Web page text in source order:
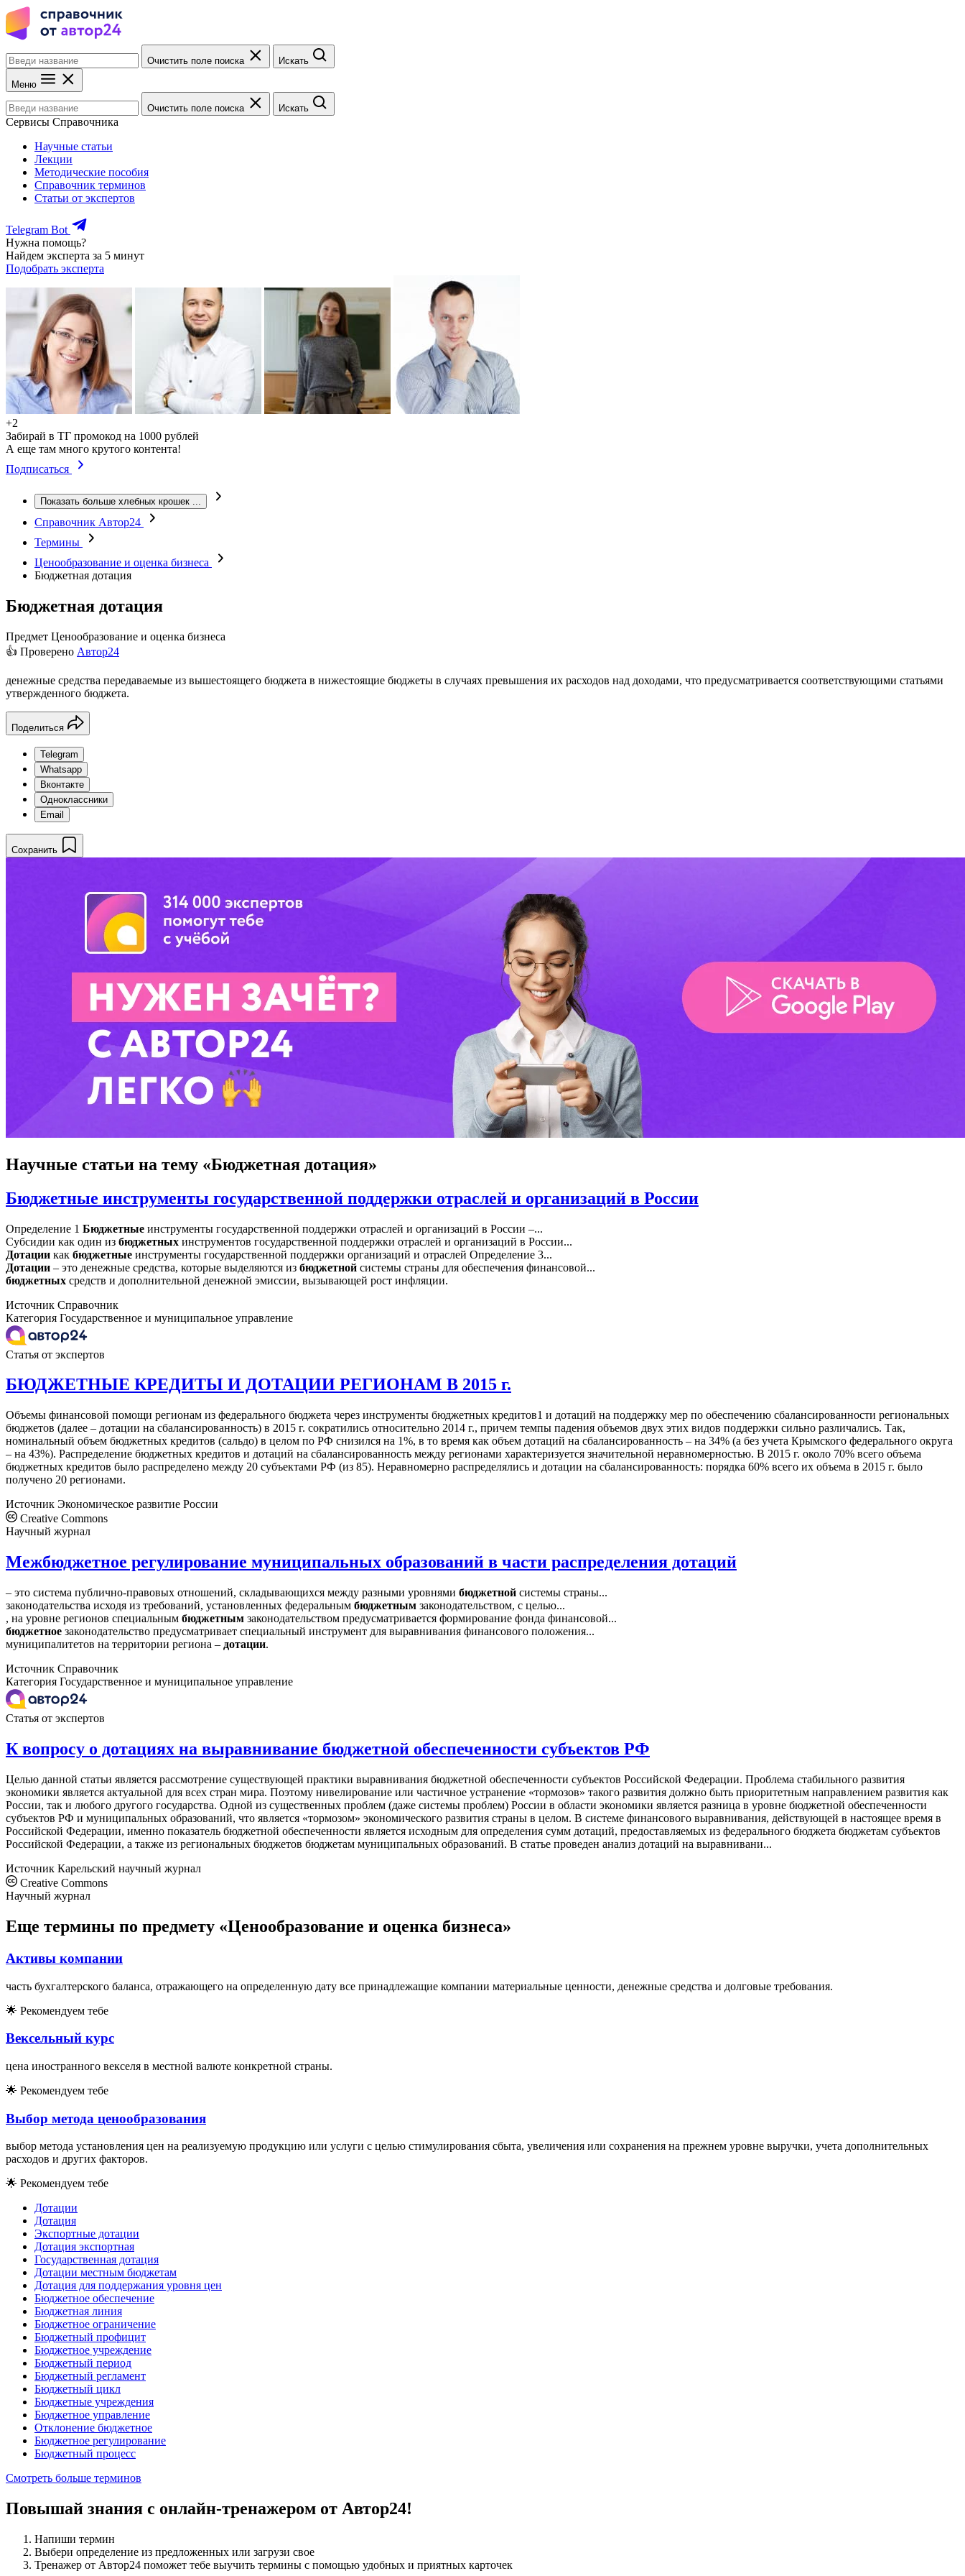
Очистить поле поиска Искать
Меню
Очистить поле поиска Искать
Сервисы Справочника
Научные статьи
Лекции
Методические пособия
Справочник терминов
Статьи от экспертов
Telegram Bot
Нужна помощь?
Найдем эксперта за 5 минут
Подобрать эксперта
+2
Забирай в ТГ промокод на 1000 рублей
А еще там много крутого контента!
Подписаться
Показать больше хлебных крошек ...
Справочник Автор24
Термины
Ценообразование и оценка бизнеса
Бюджетная дотация
Бюджетная дотация
Предмет Ценообразование и оценка бизнеса
👍 Проверено Автор24
денежные средства передаваемые из вышестоящего бюджета в нижестоящие бюджеты в случаях превышения их расходов над доходами, что предусматривается соответствующими статьями
утвержденного бюджета.
Поделиться
Telegram
Whatsapp
Вконтакте
Одноклассники
Email
Сохранить
Научные статьи на тему «Бюджетная дотация»
Бюджетные инструменты государственной поддержки отраслей и организаций в России
Определение 1 Бюджетные инструменты государственной поддержки отраслей и организаций в России –...
Субсидии как один из бюджетных инструментов государственной поддержки отраслей и организаций в России...
Дотации как бюджетные инструменты государственной поддержки организаций и отраслей Определение 3...
Дотации – это денежные средства, которые выделяются из бюджетной системы страны для обеспечения финансовой...
бюджетных средств и дополнительной денежной эмиссии, вызывающей рост инфляции.
Источник Справочник
Категория Государственное и муниципальное управление
Статья от экспертов
БЮДЖЕТНЫЕ КРЕДИТЫ И ДОТАЦИИ РЕГИОНАМ В 2015 г.
Объемы финансовой помощи регионам из федерального бюджета через инструменты бюджетных кредитов1 и дотаций на поддержку мер по обеспечению сбалансированности региональных
бюджетов (далее – дотации на сбалансированность) в 2015 г. сократились относительно 2014 г., причем темпы падения объемов двух этих видов поддержки сильно различались. Так,
номинальный объем бюджетных кредитов (сальдо) в целом по РФ снизился на 1%, в то время как объем дотаций на сбалансированность – на 34% (а без учета Крымского федерального округа
– на 43%). Распределение бюджетных кредитов и дотаций на сбалансированность между регионами характеризуется значительной неравномерностью. В 2015 г. около 70% всего объема
бюджетных кредитов было распределено между 20 субъектами РФ (из 85). Неравномерно распределялись и дотации на сбалансированность: порядка 60% всего их объема в 2015 г. было
получено 20 регионами.
Источник Экономическое развитие России
Creative Commons
Научный журнал
Межбюджетное регулирование муниципальных образований в части распределения дотаций
– это система публично-правовых отношений, складывающихся между разными уровнями бюджетной системы страны...
законодательства исходя из требований, установленных федеральным бюджетным законодательством, с целью...
, на уровне регионов специальным бюджетным законодательством предусматривается формирование фонда финансовой...
бюджетное законодательство предусматривает специальный инструмент для выравнивания финансового положения...
муниципалитетов на территории региона – дотации.
Источник Справочник
Категория Государственное и муниципальное управление
Статья от экспертов
К вопросу о дотациях на выравнивание бюджетной обеспеченности субъектов РФ
Целью данной статьи является рассмотрение существующей практики выравнивания бюджетной обеспеченности субъектов Российской Федерации. Проблема стабильного развития
экономики является актуальной для всех стран мира. Поэтому нивелирование или частичное устранение «тормозов» такого развития должно быть приоритетным направлением развития как
России, так и любого другого государства. Одной из существенных проблем (даже системы проблем) России в области экономики является разница в уровне бюджетной обеспеченности
субъектов РФ и муниципальных образований, что является «тормозом» экономического развития страны в целом. В системе финансового выравнивания, действующей в настоящее время в
Российской Федерации, именно показатель бюджетной обеспеченности является исходным для определения сумм дотаций, предоставляемых из федерального бюджета бюджетам субъектов
Российской Федерации, а также из региональных бюджетов бюджетам муниципальных образований. В статье проведен анализ дотаций на выравнивани...
Источник Карельский научный журнал
Creative Commons
Научный журнал
Еще термины по предмету «Ценообразование и оценка бизнеса»
Активы компании
часть бухгалтерского баланса, отражающего на определенную дату все принадлежащие компании материальные ценности, денежные средства и долговые требования.
🌟 Рекомендуем тебе
Вексельный курс
цена иностранного векселя в местной валюте конкретной страны.
🌟 Рекомендуем тебе
Выбор метода ценообразования
выбор метода установления цен на реализуемую продукцию или услуги с целью стимулирования сбыта, увеличения или сохранения на прежнем уровне выручки, учета дополнительных
расходов и других факторов.
🌟 Рекомендуем тебе
Дотации
Дотация
Экспортные дотации
Дотация экспортная
Государственная дотация
Дотации местным бюджетам
Дотация для поддержания уровня цен
Бюджетное обеспечение
Бюджетная линия
Бюджетное ограничение
Бюджетный профицит
Бюджетное учреждение
Бюджетный период
Бюджетный регламент
Бюджетный цикл
Бюджетные учреждения
Бюджетное управление
Отклонение бюджетное
Бюджетное регулирование
Бюджетный процесс
Смотреть больше терминов
Повышай знания с онлайн-тренажером от Автор24!
Напиши термин
Выбери определение из предложенных или загрузи свое
Тренажер от Автор24 поможет тебе выучить термины с помощью удобных и приятных карточек